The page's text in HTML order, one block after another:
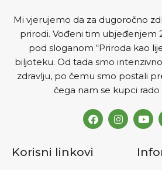
Mi vjerujemo da za dugoročno
prirodi. Vođeni tim ubjeđenjem
pod sloganom “Priroda kao
biljoteku. Od tada smo
zdravlju, po čemu smo postali
čega nam se kupci rado
Korisni linkovi